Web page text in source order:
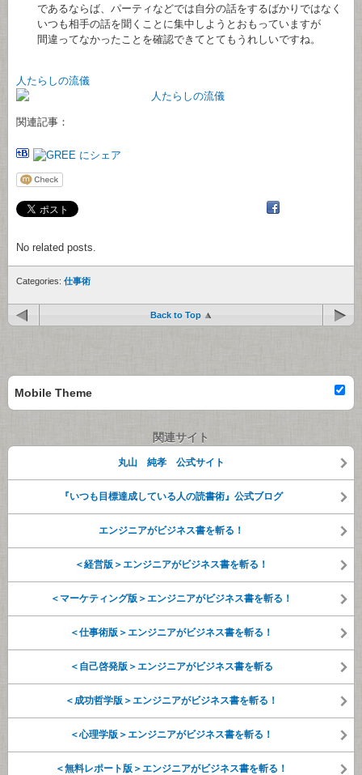
であるならば、パーティなどでは自分の話をするばかりではなく
いつも相手の話を聞くことに集中しようとおもっていますが
間違ってなかったことを確認できてとてもうれしいですね。
人たらしの流儀
関連記事：
No related posts.
Categories: 仕事術
Back to Top
Mobile Theme
関連サイト
丸山 純孝 公式サイト
『いつも目標達成している人の読書術』公式ブログ
エンジニアがビジネス書を斬る！
＜経営版＞エンジニアがビジネス書を斬る！
＜マーケティング版＞エンジニアがビジネス書を斬る！
＜仕事術版＞エンジニアがビジネス書を斬る！
＜自己啓発版＞エンジニアがビジネス書を斬る
＜成功哲学版＞エンジニアがビジネス書を斬る！
＜心理学版＞エンジニアがビジネス書を斬る！
＜無料レポート版＞エンジニアがビジネス書を斬る！